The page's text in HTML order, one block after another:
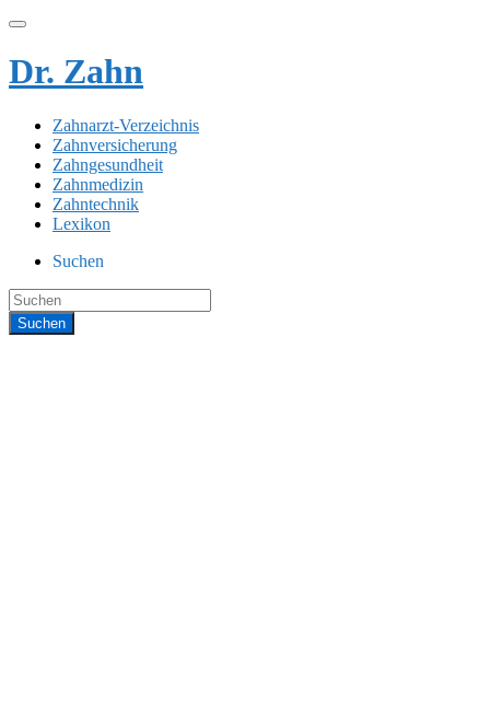
Dr. Zahn
Zahnarzt-Verzeichnis
Zahnversicherung
Zahngesundheit
Zahnmedizin
Zahntechnik
Lexikon
Suchen